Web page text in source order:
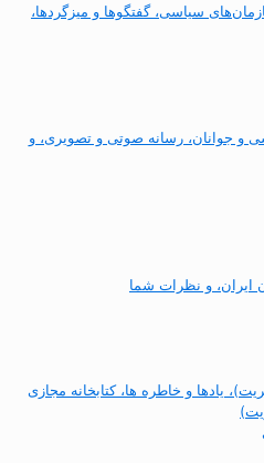
سیاسی، گفتگوها و میزگردها،
و جوانان، رسانه صوتی و تصویری، و